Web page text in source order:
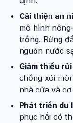
Cải thiện an
mô hình
trồng. Rừng
nguồn nước
Giảm thiểu
chống xói
nhà cửa và
Phát triển du
phục hồi có